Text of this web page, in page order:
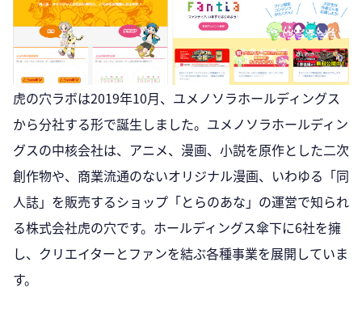
虎の穴ラボは2019年10月、ユメノソラホールディングス
から分社する形で誕生しました。ユメノソラホールディン
グスの中核会社は、アニメ、漫画、小説を原作とした二次
創作物や、商業流通のないオリジナル漫画、いわゆる「同
人誌」を販売するショップ「とらのあな」の運営で知られ
る株式会社虎の穴です。ホールディングス傘下に6社を擁
し、クリエイターとファンを結ぶ各種事業を展開していま
す。